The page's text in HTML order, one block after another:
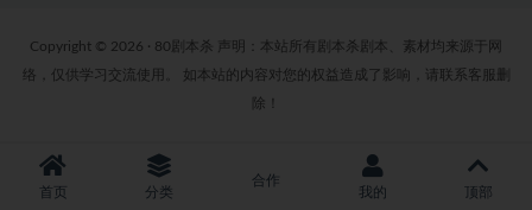
Copyright © 2026 · 80剧本杀 声明：本站所有剧本杀剧本、素材均来源于网
络，仅供学习交流使用。 如本站的内容对您的权益造成了影响，请联系客服删
除！
首页 分类
合作
我的
顶部